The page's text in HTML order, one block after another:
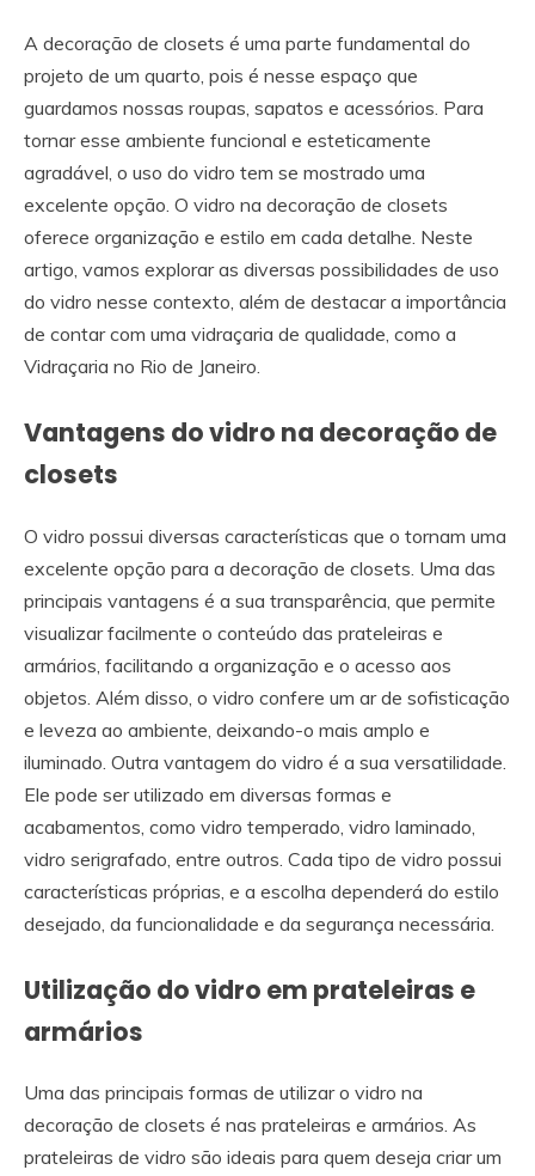
A decoração de closets é uma parte fundamental do
projeto de um quarto, pois é nesse espaço que
guardamos nossas roupas, sapatos e acessórios. Para
tornar esse ambiente funcional e esteticamente
agradável, o uso do vidro tem se mostrado uma
excelente opção. O vidro na decoração de closets
oferece organização e estilo em cada detalhe. Neste
artigo, vamos explorar as diversas possibilidades de uso
do vidro nesse contexto, além de destacar a importância
de contar com uma vidraçaria de qualidade, como a
Vidraçaria no Rio de Janeiro.
Vantagens do vidro na decoração de
closets
O vidro possui diversas características que o tornam uma
excelente opção para a decoração de closets. Uma das
principais vantagens é a sua transparência, que permite
visualizar facilmente o conteúdo das prateleiras e
armários, facilitando a organização e o acesso aos
objetos. Além disso, o vidro confere um ar de sofisticação
e leveza ao ambiente, deixando-o mais amplo e
iluminado. Outra vantagem do vidro é a sua versatilidade.
Ele pode ser utilizado em diversas formas e
acabamentos, como vidro temperado, vidro laminado,
vidro serigrafado, entre outros. Cada tipo de vidro possui
características próprias, e a escolha dependerá do estilo
desejado, da funcionalidade e da segurança necessária.
Utilização do vidro em prateleiras e
armários
Uma das principais formas de utilizar o vidro na
decoração de closets é nas prateleiras e armários. As
prateleiras de vidro são ideais para quem deseja criar um